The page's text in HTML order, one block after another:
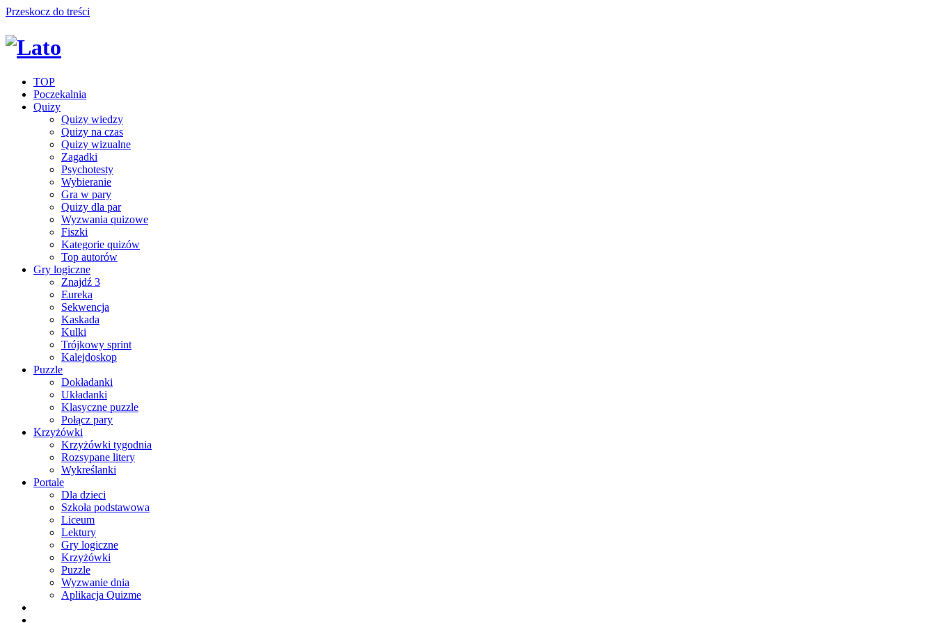
Przeskocz do treści
TOP
Poczekalnia
Quizy
Quizy wiedzy
Quizy na czas
Quizy wizualne
Zagadki
Psychotesty
Wybieranie
Gra w pary
Quizy dla par
Wyzwania quizowe
Fiszki
Kategorie quizów
Top autorów
Gry logiczne
Znajdź 3
Eureka
Sekwencja
Kaskada
Kulki
Trójkowy sprint
Kalejdoskop
Puzzle
Dokładanki
Układanki
Klasyczne puzzle
Połącz pary
Krzyżówki
Krzyżówki tygodnia
Rozsypane litery
Wykreślanki
Portale
Dla dzieci
Szkoła podstawowa
Liceum
Lektury
Gry logiczne
Krzyżówki
Puzzle
Wyzwanie dnia
Aplikacja Quizme